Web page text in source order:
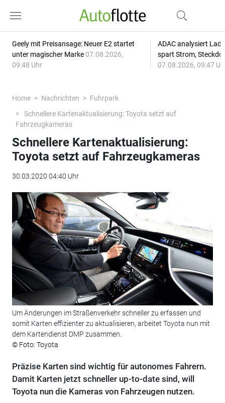
Geely mit Preisansage: Neuer E2 startet
unter magischer Marke 07.08.2026,
09:48 Uhr
ADAC analysiert
spart Strom,
07.08.2026, 09:47
Home Nachrichten
Fuhrpark
Schnellere Kartenaktualisierung: Toyota setzt auf
Fahrzeugkameras
Schnellere Kartenaktualisierung:
Toyota setzt auf Fahrzeugkameras
30.03.2020 04:40 Uhr
Um Änderungen im Straßenverkehr schneller zu erfassen und
somit Karten effizienter zu aktualisieren, arbeitet Toyota nun mit
dem Kartendienst DMP zusammen.
© Foto: Toyota
Präzise Karten sind wichtig für autonomes Fahrern.
Damit Karten jetzt schneller up-to-date sind, will
Toyota nun die Kameras von Fahrzeugen nutzen.